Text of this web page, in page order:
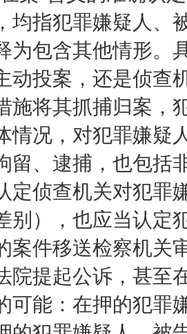
均指犯罪嫌疑人、
为包含其他情形。
动投案，还是侦查
施将其抓捕归案，
情况，对犯罪嫌疑
留、逮捕，也包括
定侦查机关对犯罪
别），也应当认定
案件移送检察机关
院提起公诉，甚至
可能：在押的犯罪